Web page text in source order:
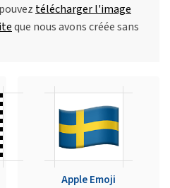
télécharger l'image
que nous avons créée sans
Apple Emoji